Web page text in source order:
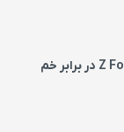
مقاومت شگفت‌انگیز گلکسی Z Fold 8 در برابر خم